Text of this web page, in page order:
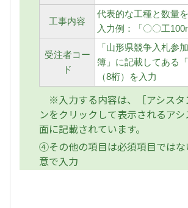
工事内容
代表的な工種と数量
入力例：「〇〇工
受注者コー
ド
「山形県競争入札参
簿」に記載してある「
（8桁）を入力
※入力する内容は、［アシスタ
ンをクリックして表示されるア
面に記載されています。
④その他の項目は必須項目ではな
意で入力